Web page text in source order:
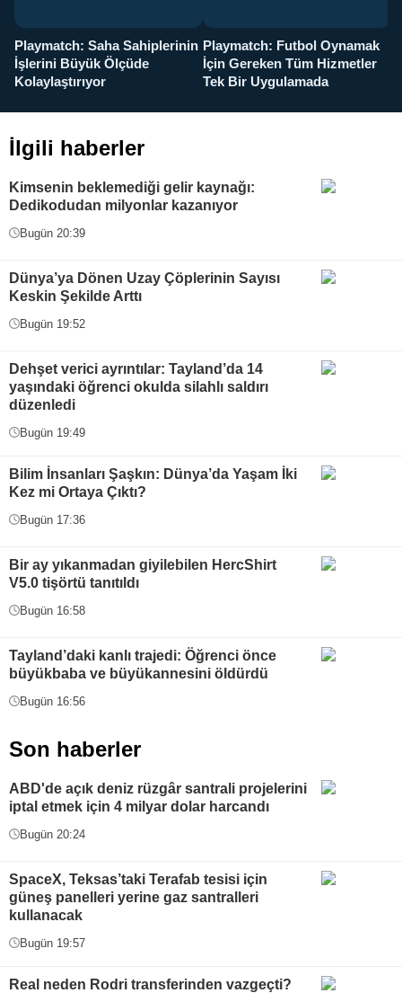
Playmatch: Saha Sahiplerinin
İşlerini Büyük Ölçüde
Kolaylaştırıyor
Playmatch: Futbol Oynamak
İçin Gereken Tüm Hizmetler
Tek Bir Uygulamada
İlgili haberler
Kimsenin beklemediği gelir kaynağı:
Dedikodudan milyonlar kazanıyor
Bugün 20:39
Dünya’ya Dönen Uzay Çöplerinin Sayısı
Keskin Şekilde Arttı
Bugün 19:52
Dehşet verici ayrıntılar: Tayland’da 14
yaşındaki öğrenci okulda silahlı saldırı
düzenledi
Bugün 19:49
Bilim İnsanları Şaşkın: Dünya’da Yaşam İki
Kez mi Ortaya Çıktı?
Bugün 17:36
Bir ay yıkanmadan giyilebilen HercShirt
V5.0 tişörtü tanıtıldı
Bugün 16:58
Tayland’daki kanlı trajedi: Öğrenci önce
büyükbaba ve büyükannesini öldürdü
Bugün 16:56
Son haberler
ABD'de açık deniz rüzgâr santrali projelerini
iptal etmek için 4 milyar dolar harcandı
Bugün 20:24
SpaceX, Teksas’taki Terafab tesisi için
güneş panelleri yerine gaz santralleri
kullanacak
Bugün 19:57
Real neden Rodri transferinden vazgeçti?